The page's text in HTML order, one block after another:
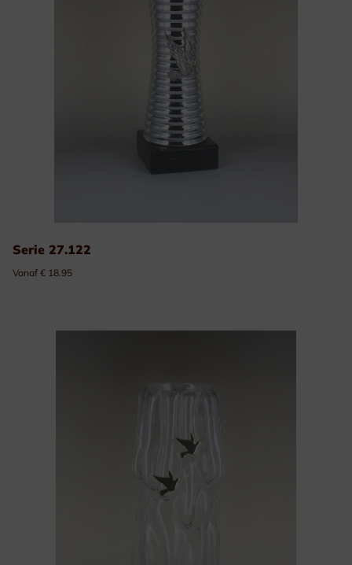
Serie 27.122
Vanaf € 18.95